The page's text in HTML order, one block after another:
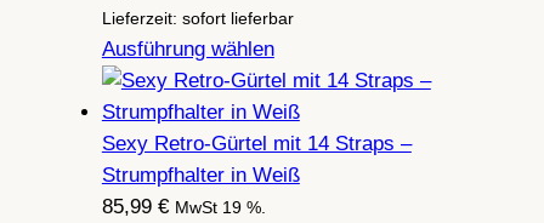
bis
59,99 €
Lieferzeit: sofort lieferbar
Ausführung wählen
Sexy Retro-Gürtel mit 14 Straps –
Strumpfhalter in Weiß
85,99 € MwSt 19 %.